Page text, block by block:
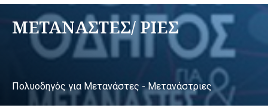
ΜΕΤΑΝΑΣΤΕΣ/ ΡΙΕΣ
Πολυοδηγός για Μετανάστες - Μετανάστριες